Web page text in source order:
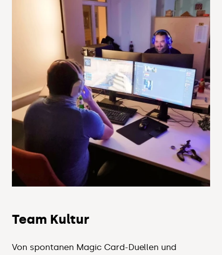
Team Kultur
Von spontanen Magic Card-Duellen und